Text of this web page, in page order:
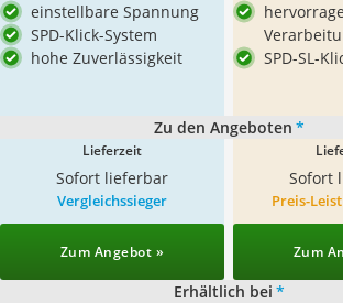
einstellbare Spannung
SPD-Klick-System
hohe Zuverlässigkeit
SPD-SL-
Zu den Angeboten *
Lieferzeit
Sofort lieferbar Sofort
Vergleichssieger
Zum Angebot »
Preis-
Zum
Erhältlich bei *